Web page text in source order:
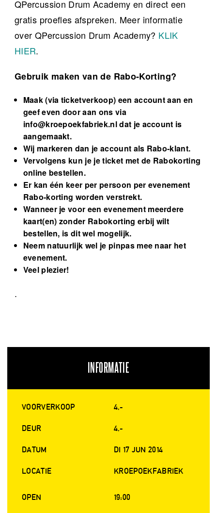
QPercussion Drum Academy en direct een
gratis proefles afspreken. Meer informatie
over QPercussion Drum Academy? KLIK
HIER.
Gebruik maken van de Rabo-Korting?
Maak (via ticketverkoop) een account aan en
geef even door aan ons via
info@kroepoekfabriek.nldat je account is
aangemaakt.
Wij markeren dan je account als Rabo-klant.
Vervolgens kun je je ticket met de Rabokorting
online bestellen.
Er kan één keer per persoon per evenement
Rabo-korting worden verstrekt.
Wanneer je voor een evenement meerdere
kaart(en) zonder Rabokorting erbij wilt
bestellen, is dit wel mogelijk.
Neem natuurlijk wel je pinpas mee naar het
evenement.
Veel plezier!
.
INFORMATIE
VOORVERKOOP 4,-
DEUR 4,-
DATUM DI 17 JUN 2014
LOCATIE KROEPOEKFABRIEK
OPEN 19:00